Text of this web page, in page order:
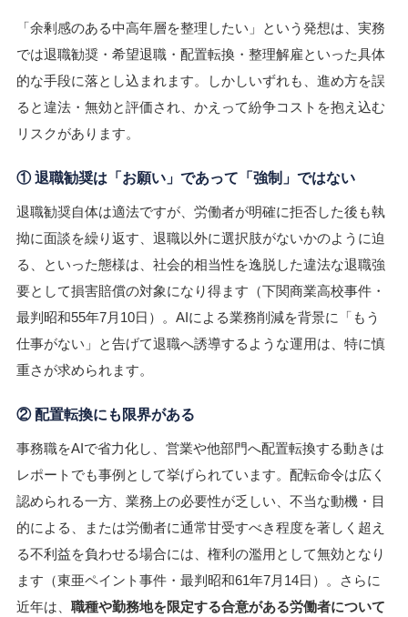
「余剰感のある中高年層を整理したい」という発想は、実務
では退職勧奨・希望退職・配置転換・整理解雇といった具体
的な手段に落とし込まれます。しかしいずれも、進め方を誤
ると違法・無効と評価され、かえって紛争コストを抱え込む
リスクがあります。
① 退職勧奨は「お願い」であって「強制」ではない
退職勧奨自体は適法ですが、労働者が明確に拒否した後も執
拗に面談を繰り返す、退職以外に選択肢がないかのように迫
る、といった態様は、社会的相当性を逸脱した違法な退職強
要として損害賠償の対象になり得ます（下関商業高校事件・
最判昭和55年7月10日）。AIによる業務削減を背景に「もう
仕事がない」と告げて退職へ誘導するような運用は、特に慎
重さが求められます。
② 配置転換にも限界がある
事務職をAIで省力化し、営業や他部門へ配置転換する動きは
レポートでも事例として挙げられています。配転命令は広く
認められる一方、業務上の必要性が乏しい、不当な動機・目
的による、または労働者に通常甘受すべき程度を著しく超え
る不利益を負わせる場合には、権利の濫用として無効となり
ます（東亜ペイント事件・最判昭和61年7月14日）。さらに
近年は、 職種や勤務地を限定する合意がある労働者について